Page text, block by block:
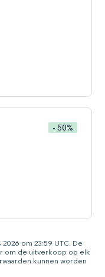
- 50%
om 23:59 UTC. De
om de uitverkoop op elk
kunnen worden